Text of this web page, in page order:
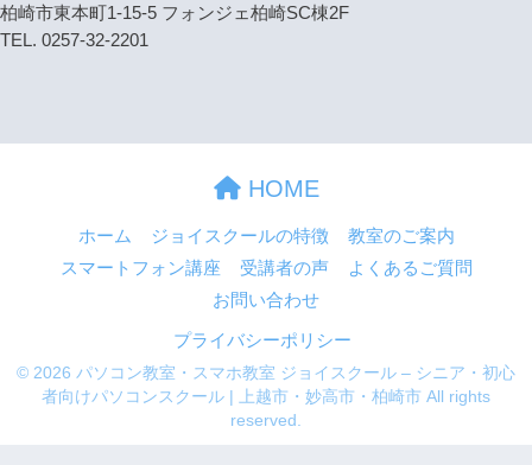
柏崎市東本町1-15-5 フォンジェ柏崎SC棟2F
TEL. 0257-32-2201
HOME
ホーム ジョイスクールの特徴
教室のご案内
スマートフォン講座
受講者の声
よくあるご質問
お問い合わせ
プライバシーポリシー
© 2026 パソコン教室・スマホ教室 ジョイスクール – シニア・初心
者向けパソコンスクール | 上越市・妙高市・柏崎市 All rights
reserved.